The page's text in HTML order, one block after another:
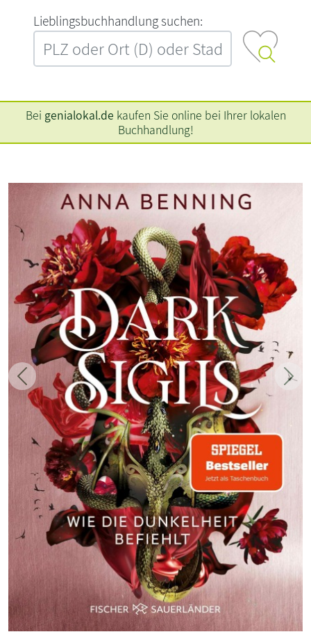
L‍i‍e‍b‍l‍i‍n‍g‍s‍b‍u‍c‍h‍h‍a‍n‍d‍l‍u‍n‍g‍ ‍s‍u‍c‍h‍e‍n‍:‍
Bei genialokal.de kaufen Sie online bei Ihrer lokalen
Buchhandlung!
Zurück